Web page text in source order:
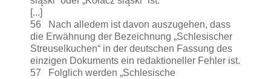
[...]
56 Nach alledem ist davon auszugehen, dass
die Erwähnung der Bezeichnung „Schlesischer
Streuselkuchen“ in der deutschen Fassung des
einzigen Dokuments ein redaktioneller Fehler ist.
57 Folglich werden „Schlesische